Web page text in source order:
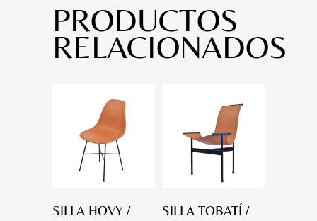
PRODUCTOS
RELACIONADOS
SILLA HOVY /
SILLA TOBATÍ /